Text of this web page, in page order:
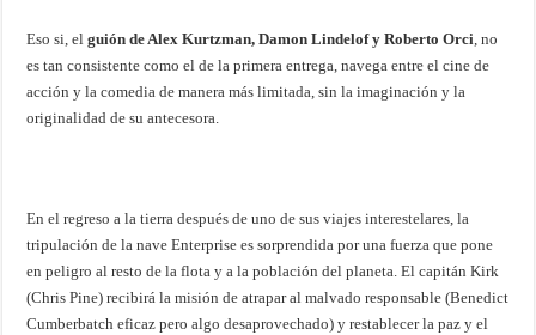
Eso si, el guión de Alex Kurtzman, Damon Lindelof y Roberto Orci, no
es tan consistente como el de la primera entrega, navega entre el cine de
acción y la comedia de manera más limitada, sin la imaginación y la
originalidad de su antecesora.
En el regreso a la tierra después de uno de sus viajes interestelares, la
tripulación de la nave Enterprise es sorprendida por una fuerza que pone
en peligro al resto de la flota y a la población del planeta. El capitán Kirk
(Chris Pine) recibirá la misión de atrapar al malvado responsable (Benedict
Cumberbatch eficaz pero algo desaprovechado) y restablecer la paz y el